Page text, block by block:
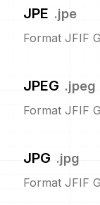
JPE .jpe
Format JFIF
JPEG .jpeg
Format JFIF
JPG .jpg
Format JFIF